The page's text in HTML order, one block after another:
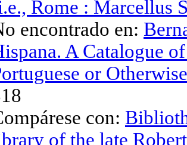
Rome : Marcellus
encontrado en:
A Catalogue
or
con:
of the late